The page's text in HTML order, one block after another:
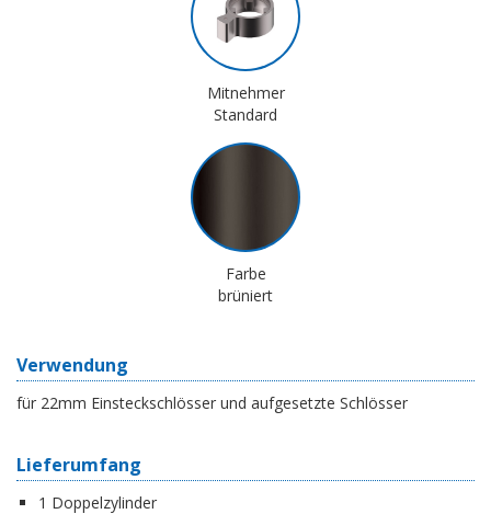
Mitnehmer
Standard
Farbe
brüniert
Verwendung
für 22mm Einsteckschlösser und aufgesetzte Schlösser
Lieferumfang
1 Doppelzylinder